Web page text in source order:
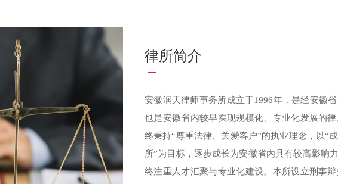
律所简介
安徽润天律师事务所成立于1996年，是经安徽
也是安徽省内较早实现规模化、专业化发展的
终秉持“尊重法律、关爱客户”的执业理念，以“
所”为目标，逐步成长为安徽省内具有较高影响
终注重人才汇聚与专业化建设。本所设立刑事